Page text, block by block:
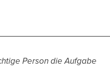
Person die Aufgabe